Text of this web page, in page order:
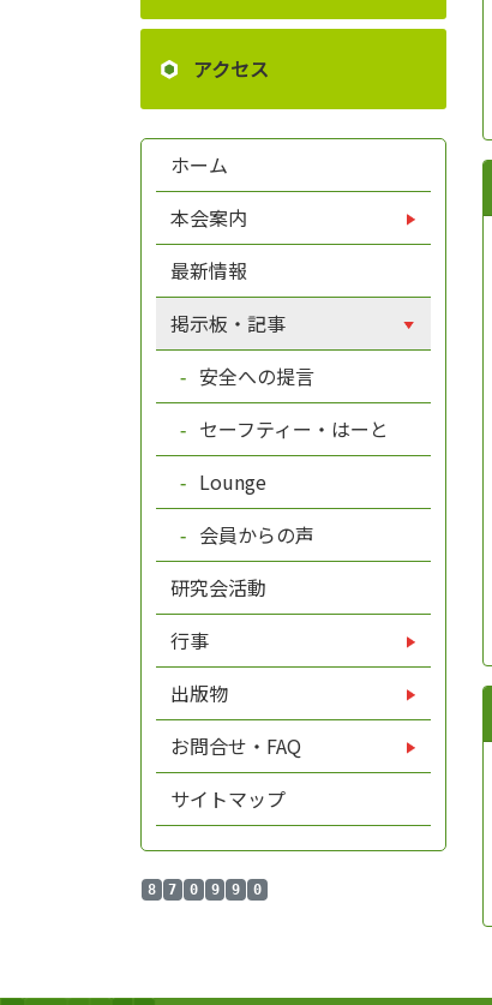
アクセス
ホーム
本会案内
最新情報
掲示板・記事
安全への提言
セーフティー・はーと
Lounge
会員からの声
研究会活動
行事
出版物
お問合せ・FAQ
サイトマップ
8 7 0 9 9 0